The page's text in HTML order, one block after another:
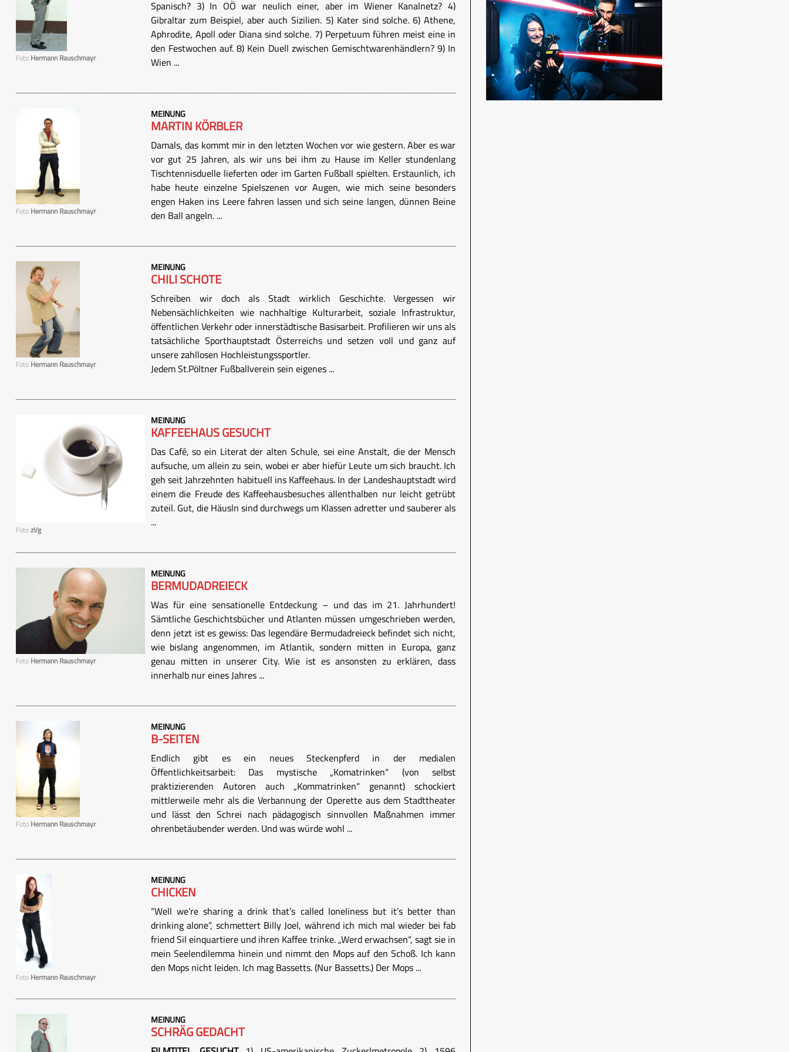
Foto Hermann Rauschmayr
Spanisch? 3) In OÖ war neulich einer, aber im Wiener Kanalnetz? 4)
Gibraltar zum Beispiel, aber auch Sizilien. 5) Kater sind solche. 6) Athene,
Aphrodite, Apoll oder Diana sind solche. 7) Perpetuum führen meist eine in
den Festwochen auf. 8) Kein Duell zwischen Gemischtwarenhändlern? 9) In
Wien ...
Foto Hermann Rauschmayr
MEINUNG
MARTIN KÖRBLER
Damals, das kommt mir in den letzten Wochen vor wie gestern. Aber es war
vor gut 25 Jahren, als wir uns bei ihm zu Hause im Keller stundenlang
Tischtennisduelle lieferten oder im Garten Fußball spielten. Erstaunlich, ich
habe heute einzelne Spielszenen vor Augen, wie mich seine besonders
engen Haken ins Leere fahren lassen und sich seine langen, dünnen Beine
den Ball angeln. ...
Foto Hermann Rauschmayr
MEINUNG
CHILI SCHOTE
Schreiben wir doch als Stadt wirklich Geschichte. Vergessen wir
Nebensächlichkeiten wie nachhaltige Kulturarbeit, soziale Infrastruktur,
öffentlichen Verkehr oder innerstädtische Basisarbeit. Profilieren wir uns als
tatsächliche Sporthauptstadt Österreichs und setzen voll und ganz auf
unsere zahllosen Hochleistungssportler.
Jedem St.Pöltner Fußballverein sein eigenes ...
FotozVg
MEINUNG
KAFFEEHAUS GESUCHT
Das Café, so ein Literat der alten Schule, sei eine Anstalt, die der Mensch
aufsuche, um allein zu sein, wobei er aber hiefür Leute um sich braucht. Ich
geh seit Jahrzehnten habituell ins Kaffeehaus. In der Landeshauptstadt wird
einem die Freude des Kaffeehausbesuches allenthalben nur leicht getrübt
zuteil. Gut, die Häusln sind durchwegs um Klassen adretter und sauberer als
...
Foto Hermann Rauschmayr
MEINUNG
BERMUDADREIECK
Was für eine sensationelle Entdeckung – und das im 21. Jahrhundert!
Sämtliche Geschichtsbücher und Atlanten müssen umgeschrieben werden,
denn jetzt ist es gewiss: Das legendäre Bermudadreieck befindet sich nicht,
wie bislang angenommen, im Atlantik, sondern mitten in Europa, ganz
genau mitten in unserer City. Wie ist es ansonsten zu erklären, dass
innerhalb nur eines Jahres ...
Foto Hermann Rauschmayr
MEINUNG
B-SEITEN
Endlich gibt es ein neues Steckenpferd in der medialen
Öffentlichkeitsarbeit: Das mystische „Komatrinken“ (von selbst
praktizierenden Autoren auch „Kommatrinken“ genannt) schockiert
mittlerweile mehr als die Verbannung der Operette aus dem Stadttheater
und lässt den Schrei nach pädagogisch sinnvollen Maßnahmen immer
ohrenbetäubender werden. Und was würde wohl ...
Foto Hermann Rauschmayr
MEINUNG
CHICKEN
“Well we’re sharing a drink that’s called loneliness but it’s better than
drinking alone”, schmettert Billy Joel, während ich mich mal wieder bei fab
friend Sil einquartiere und ihren Kaffee trinke. „Werd erwachsen“, sagt sie in
mein Seelendilemma hinein und nimmt den Mops auf den Schoß. Ich kann
den Mops nicht leiden. Ich mag Bassetts. (Nur Bassetts.) Der Mops ...
MEINUNG
SCHRÄG GEDACHT